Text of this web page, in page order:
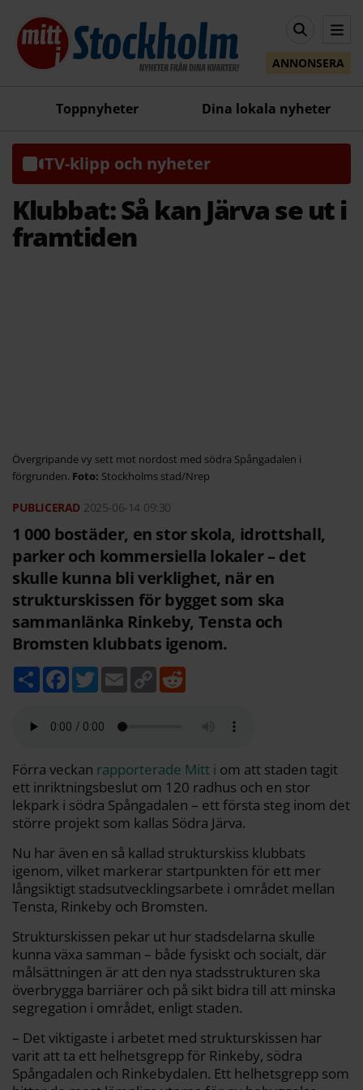
ANNONSERA
Toppnyheter Dina lokala nyheter
TV-klipp och nyheter
Klubbat: Så kan Järva se ut i
framtiden
Övergripande vy sett mot nordost med södra Spångadalen i
förgrunden.
Stockholms stad/Nrep
2025-06-14 09:30
1 000 bostäder, en stor skola, idrottshall,
parker och kommersiella lokaler – det
skulle kunna bli verklighet, när en
strukturskissen för bygget som ska
sammanlänka Rinkeby, Tensta och
Bromsten klubbats igenom.
D
e
F
c
b
k
T
w
t
E
m
a
C
o
p
k
Förra veckan rapporterade Mitt i om att staden tagit
ett inriktningsbeslut om 120 radhus och en stor
lekpark i södra Spångadalen – ett första steg inom det
större projekt som kallas Södra Järva.
Nu har även en så kallad strukturskiss klubbats
igenom, vilket markerar startpunkten för ett mer
långsiktigt stadsutvecklingsarbete i området mellan
Tensta, Rinkeby och Bromsten.
Strukturskissen pekar ut hur stadsdelarna skulle
kunna växa samman – både fysiskt och socialt, där
målsättningen är att den nya stadsstrukturen ska
överbrygga barriärer och på sikt bidra till att minska
segregation i området, enligt staden.
– Det viktigaste i arbetet med strukturskissen har
varit att ta ett helhetsgrepp för Rinkeby, södra
Spångadalen och Rinkebydalen. Ett helhetsgrepp som